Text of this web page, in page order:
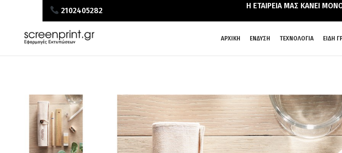
2102405282 Η ΕΤΑΙΡΕΙΑ ΜΑΣ ΚΑΝΕΙ
ΑΡΧΙΚΗ ΕΝΔΥΣΗ ΤΕΧΝΟΛΟΓΙΑ ΕΙΔΗ